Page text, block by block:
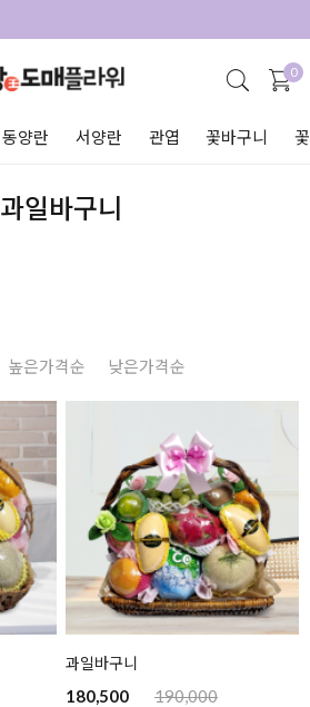
0
동양란 서양란 관엽 꽃바구니
과일바구니
높은가격순 낮은가격순
과일바구니
180,500 190,000